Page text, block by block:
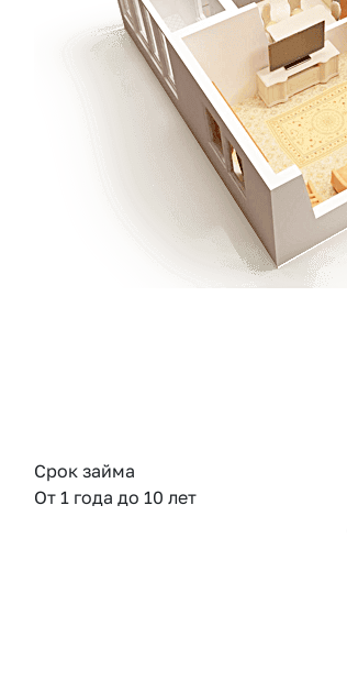
Срок займа
От 1 года до 10 лет